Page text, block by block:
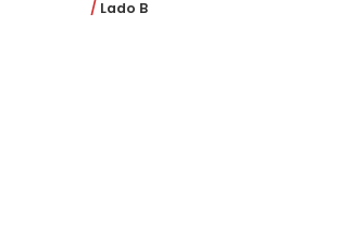
Lado B